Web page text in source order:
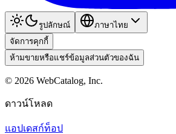
รูปลักษณ์
ภาษาไทย
จัดการคุกกี้
ห้ามขายหรือแชร์ข้อมูลส่วนตัวของฉัน
© 2026 WebCatalog, Inc.
ดาวน์โหลด
แอปเดสก์ท็อป